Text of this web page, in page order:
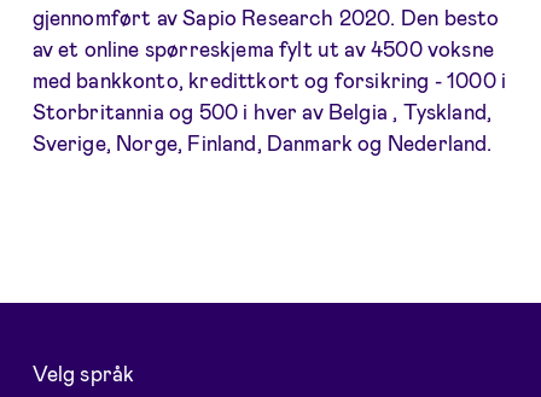
gjennomført av Sapio Research 2020. Den besto
av et online spørreskjema fylt ut av 4500 voksne
med bankkonto, kredittkort og forsikring - 1000 i
Storbritannia og 500 i hver av Belgia , Tyskland,
Sverige, Norge, Finland, Danmark og Nederland.
Velg språk